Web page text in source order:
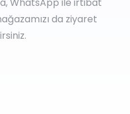
da ziyaret